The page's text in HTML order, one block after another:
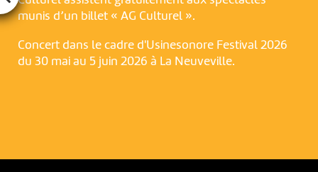
munis d’un billet « AG Culturel ».
Concert dans le cadre d'Usinesonore Festival 2026
du 30 mai au 5 juin 2026 à La Neuveville.